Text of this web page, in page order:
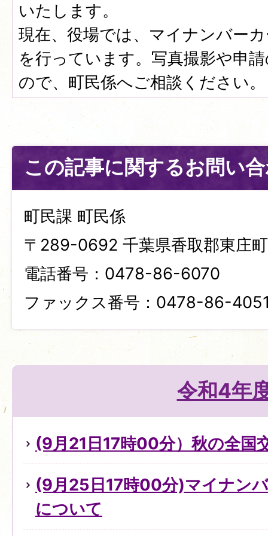
いたします。
現在、役場では、マイナンバー
を行っています。写真撮影や申
ので、町民係へご相談ください。
この記事に関するお問い
町民課 町民係
〒289-0692 千葉県香取郡東庄
電話番号：0478-86-6070
ファックス番号：0478-86-
令和4年
(9月21日17時00分）秋の全国
(9月25日17時00分)マイナン
について